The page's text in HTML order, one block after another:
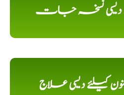
دیسی نسخہ جات
جنون کیلئے دیسی علاج